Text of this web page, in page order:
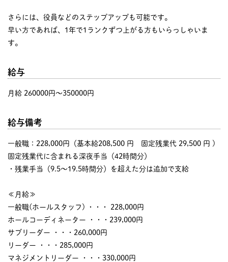
さらには、役員などのステップアップも可能です。
早い方であれば、1年で1ランクずつ上がる方もいらっしゃいま
す。
給与
月給 260000円〜350000円
給与備考
一般職：228,000円（基本給208,500 円 固定残業代 29,500 円 )
固定残業代に含まれる深夜手当（42時間分）
・残業手当（9.5〜19.5時間分）を超えた分は追加で支給
≪月給≫
一般職(ホールスタッフ) ・・・ 228,000円
ホールコーディネーター ・・・239,000円
サブリーダー ・・・260,000円
リーダー ・・・285,000円
マネジメントリーダー ・・・330,000円